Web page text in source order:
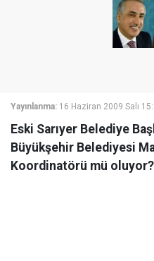
Yayınlanma: 16 Haziran 2009 Salı
Eski Sarıyer Belediye
Büyükşehir Belediyesi
Koordinatörü mü oluyor?